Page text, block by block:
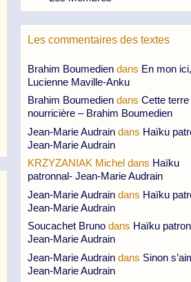
Les commentaires des textes
Brahim Boumedien dans En mon ici,
Lucienne Maville-Anku
Brahim Boumedien dans Cette terre
nourricière – Brahim Boumedien
Jean-Marie Audrain dans Haïku
Jean-Marie Audrain
KRZYZANIAK Michel dans Haïku
patronnal- Jean-Marie Audrain
Jean-Marie Audrain dans Haïku
Jean-Marie Audrain
Soucachet Bruno dans Haïku
Jean-Marie Audrain
Jean-Marie Audrain dans Sinon
Jean-Marie Audrain